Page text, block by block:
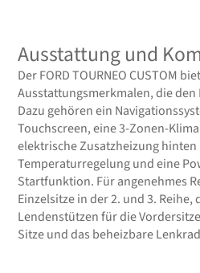
Ausstattung und
Der FORD TOURNEO CUSTOM
Ausstattungsmerkmalen, die
Dazu gehören ein
Touchscreen, eine 3-Zonen-
elektrische Zusatzheizung
Temperaturregelung und eine
Startfunktion. Für angenehmes
Einzelsitze in der 2. und 3.
Lendenstützen für die
Sitze und das beheizbare